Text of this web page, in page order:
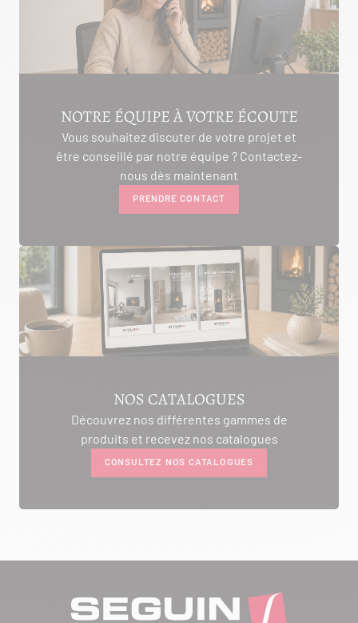
06.75.81.17.48
ALIVAL ENERGIES
7 IMPASSE DE LA NAUVE
Itinéraire
Tél :
05 53 58 69 46
Voir la fiche revendeur
VOIR LE SITE CONTACTER
AMBIANCE CHEMINEE
ROUTE DE LAUSANNE
A L'AMBOUCHI
LA CLUSE ET MIJOUX 25300
ANCELOT PERE ET FILS
NOTRE ÉQUIPE À VOTRE ÉCOUTE
Vous souhaitez discuter de votre projet et
être conseillé par notre équipe ? Contactez-
nous dès maintenant
PRENDRE CONTACT
NOS CATALOGUES
Découvrez nos différentes gammes de
produits et recevez nos catalogues
CONSULTEZ NOS CATALOGUES